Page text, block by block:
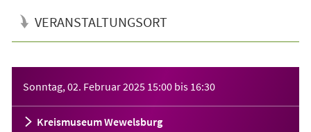
VERANSTALTUNGSORT
Sonntag, 02. Februar 2025 15:00 bis 16:30
Kreismuseum Wewelsburg